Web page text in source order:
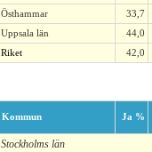
Östhammar
33,7
Uppsala län
44,0
Riket
42,0
Kommun Ja %
Stockholms län